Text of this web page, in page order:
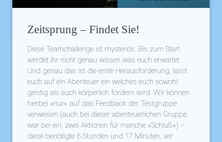
Zeitsprung – Findet Sie!
Diese Teamchallenge ist mysteriös. Bis zum Start
werdet ihr nicht genau wissen was euch erwartet.
Und genau das ist die erste Herausforderung, lasst
euch auf ein Abenteuer ein welches euch sowohl
geistig als auch körperlich fordern wird. Wir können
hierbei »nur« auf das Feedback der Testgruppe
verweisen (auch bei dieser abenteuerlichen Gruppe
war bei ein, zwei Aktionen für manche »Schluß«) –
diese benötigte 6 Stunden und 17 Minuten, wir